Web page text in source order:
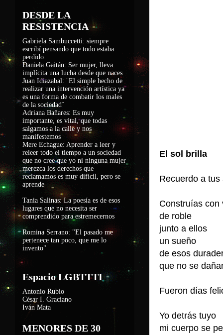
El sol brilla
Recuerdo a
Construías
de roble
junto a ellos
un sueño
de esos
que no se
Fueron días
Yo detrás tuyo
mi cuerpo se
DESDE LA
RESISTENCIA
Gabriela Sambuccetti: siempre
escribí pensando que todo estaba
perdido.
Daniela Gaitán: Ser mujer, lleva
implícita una lucha desde que naces
Juan Idiazabal: ¨El simple hecho de
realizar una intervención artística ya
es una forma de combatir los males
de la sociedad¨
Adriana Bañares: Es muy
importante, es vital, que todas
salgamos a la calle y nos
manifestemos
Mere Echague: Aprender a leer y
releer todo el tiempo a un sociedad
que no cree que yo ni ninguna mujer
merezca los derechos que
reclamamos es muy difícil, pero se
aprende
Tania Salinas: La poesía es de esos
lugares que no necesita ser
comprendido para estremecernos
Romina Serrano: "El pasado me
pertenece tan poco, que me lo
invento"
Espacio LGBTTTI
Antonio Rubio
César I. Graciano
Iván Mata
MENORES DE 30